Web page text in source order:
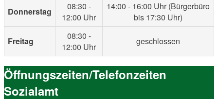
Donnerstag
08:30 -
12:00 Uhr
14:00 - 16:00 Uhr (Bürgerbüro
bis 17:30 Uhr)
Freitag
08:30 -
12:00 Uhr
geschlossen
Öffnungszeiten/Telefonzeiten
Sozialamt